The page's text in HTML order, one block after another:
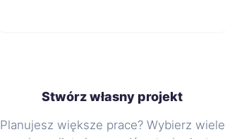
Stwórz własny projekt
Planujesz większe prace? Wybierz wiele